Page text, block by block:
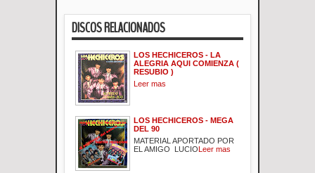
DISCOS RELACIONADOS
LOS HECHICEROS - LA
ALEGRIA AQUI COMIENZA (
RESUBIO )
Leer mas
LOS HECHICEROS - MEGA
DEL 90
MATERIAL APORTADO POR
EL AMIGO LUCIOLeer mas